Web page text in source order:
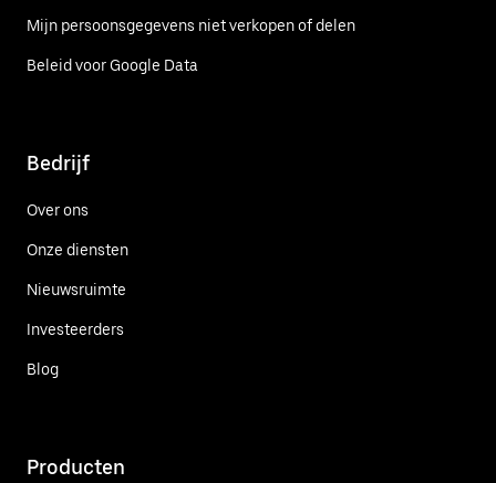
Mijn persoonsgegevens niet verkopen of delen
Beleid voor Google Data
Bedrijf
Over ons
Onze diensten
Nieuwsruimte
Investeerders
Blog
Producten